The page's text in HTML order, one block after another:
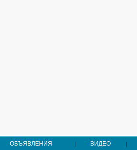
ОБЪЯВЛЕНИЯ ВИДЕО